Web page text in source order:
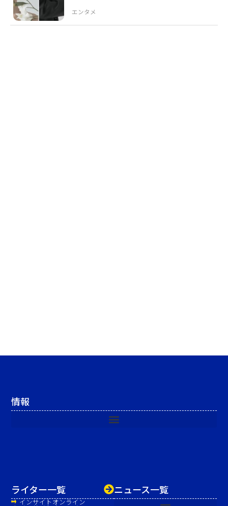
エンタメ
ニュース一覧
ライター一覧
インサイトオンライン
情報